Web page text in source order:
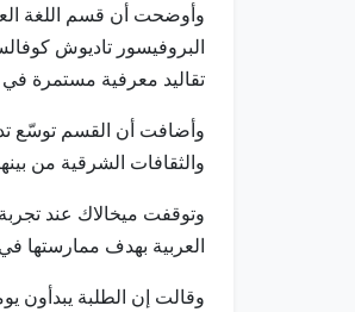
البروفيسور تاديوش
تقاليد معرفية مستمرة في
وأضافت أن القسم توسّع
والثقافات الشرقية من
وتوقفت ميخالاك عند
العربية بهدف ممارستها في
وقالت إن الطلبة يبدأون